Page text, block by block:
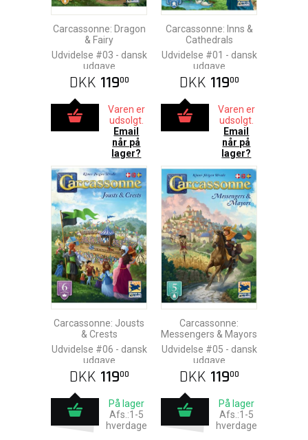
Carcassonne: Dragon
& Fairy
Udvidelse #03 - dansk
udgave
DKK 11900
Varen er
udsolgt.
Email
når på
lager?
Carcassonne: Inns &
Cathedrals
Udvidelse #01 - dansk
udgave
DKK 11900
Varen er
udsolgt.
Email
når på
lager?
Carcassonne: Jousts
& Crests
Udvidelse #06 - dansk
udgave
DKK 11900
På lager
Afs.:1-5
hverdage
Carcassonne:
Messengers & Mayors
Udvidelse #05 - dansk
udgave
DKK 11900
På lager
Afs.:1-5
hverdage